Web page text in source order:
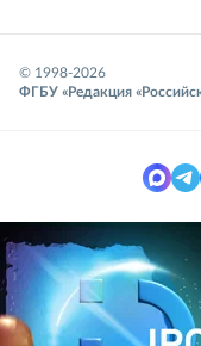
© 1998-2026
ФГБУ «Редакция